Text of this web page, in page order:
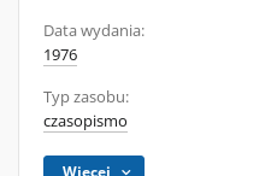
Data wydania:
1976
Typ zasobu:
czasopismo
Więcej